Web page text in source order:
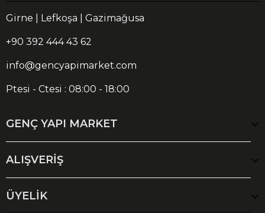
Girne | Lefkoşa | Gazimağusa
+90 392 444 43 62
info@gencyapimarket.com
Ptesi - Ctesi : 08:00 - 18:00
GENÇ YAPI MARKET
ALIŞVERİŞ
ÜYELİK